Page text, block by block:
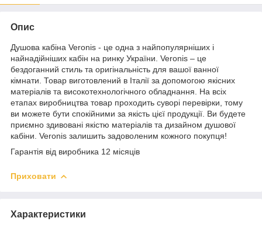
Опис
Душова кабіна Veronis - це одна з найпопулярніших і
найнадійніших кабін на ринку України. Veronis – це
бездоганний стиль та оригінальність для вашої ванної
кімнати. Товар виготовлений в Італії за допомогою якісних
матеріалів та високотехнологічного обладнання. На всіх
етапах виробництва товар проходить суворі перевірки, тому
ви можете бути спокійними за якість цієї продукції. Ви будете
приємно здивовані якістю матеріалів та дизайном душової
кабіни. Veronis залишить задоволеним кожного покупця!
Гарантія від виробника 12 місяців
Приховати
Характеристики